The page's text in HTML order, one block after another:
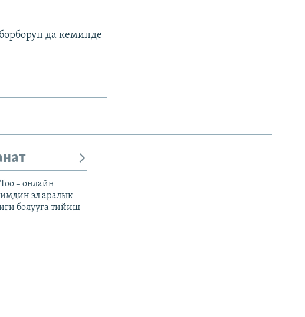
да кеминде
– онлайн
эл аралык
болууга тийиш